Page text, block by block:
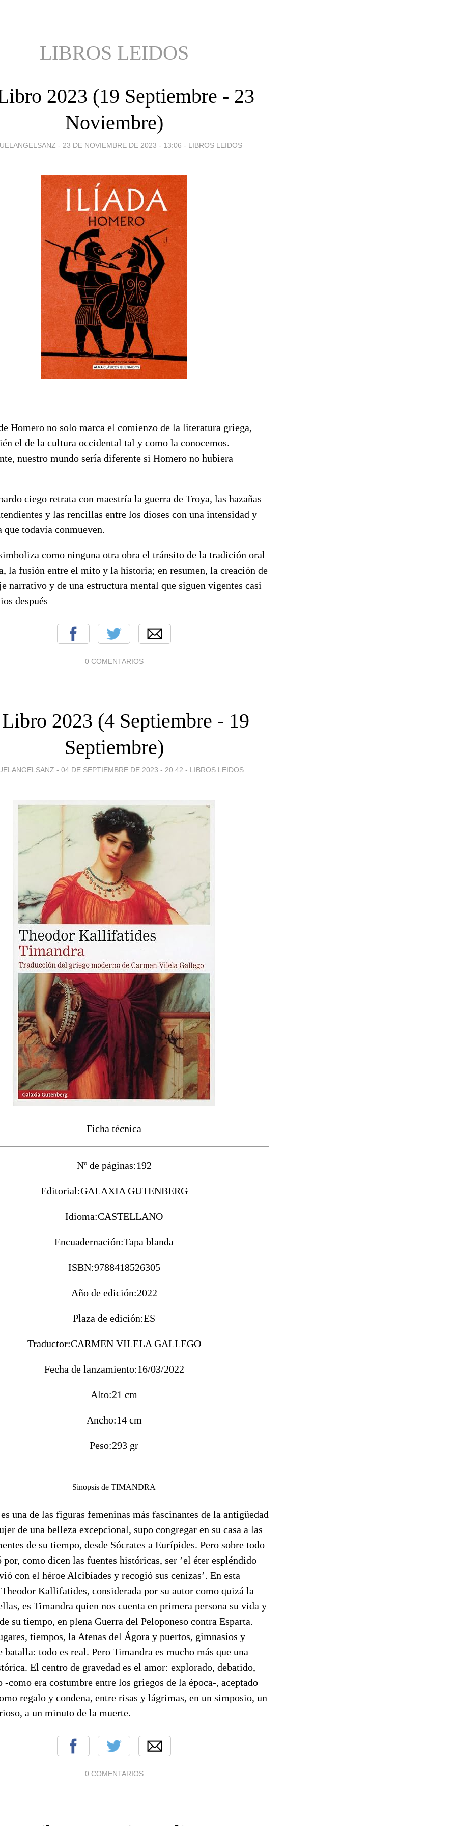
LIBROS LEIDOS
2023 (19 Septiembre - 23
Noviembre)
- 23 DE NOVIEMBRE DE 2023 - 13:06 - LIBROS LEIDOS
Homero no solo marca el comienzo de la literatura griega,
el de la cultura occidental tal y como la conocemos.
nuestro mundo sería diferente si Homero no hubiera
ciego retrata con maestría la guerra de Troya, las hazañas
y las rencillas entre los dioses con una intensidad y
que todavía conmueven.
como ninguna otra obra el tránsito de la tradición oral
la fusión entre el mito y la historia; en resumen, la creación de
narrativo y de una estructura mental que siguen vigentes casi
después
0 COMENTARIOS
Libro 2023 (4 Septiembre - 19
Septiembre)
- 04 DE SEPTIEMBRE DE 2023 - 20:42 - LIBROS LEIDOS
Ficha técnica
Nº de páginas:192
Editorial:GALAXIA GUTENBERG
Idioma:CASTELLANO
Encuadernación:Tapa blanda
ISBN:9788418526305
Año de edición:2022
Plaza de edición:ES
Traductor:CARMEN VILELA GALLEGO
Fecha de lanzamiento:16/03/2022
Alto:21 cm
Ancho:14 cm
Peso:293 gr
Sinopsis de TIMANDRA
una de las figuras femeninas más fascinantes de la antigüedad
de una belleza excepcional, supo congregar en su casa a las
de su tiempo, desde Sócrates a Eurípides. Pero sobre todo
por, como dicen las fuentes históricas, ser ’el éter espléndido
con el héroe Alcibíades y recogió sus cenizas’. En esta
Kallifatides, considerada por su autor como quizá la
es Timandra quien nos cuenta en primera persona su vida y
su tiempo, en plena Guerra del Peloponeso contra Esparta.
tiempos, la Atenas del Ágora y puertos, gimnasios y
batalla: todo es real. Pero Timandra es mucho más que una
El centro de gravedad es el amor: explorado, debatido,
-como era costumbre entre los griegos de la época-, aceptado
regalo y condena, entre risas y lágrimas, en un simposio, un
a un minuto de la muerte.
0 COMENTARIOS